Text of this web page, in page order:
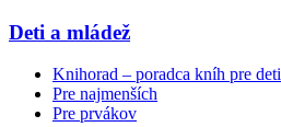
Deti a mládež
Knihorad – poradca kníh pre deti
Pre najmenších
Pre prvákov